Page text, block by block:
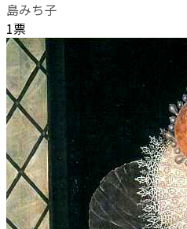
島みち子
1票